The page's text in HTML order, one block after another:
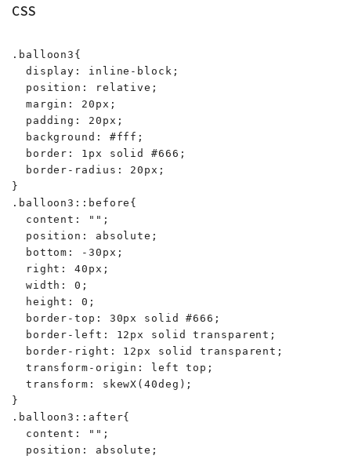
CSS
.balloon3{
  display: inline-block;
  position: relative;
  margin: 20px;
  padding: 20px;
  background: #fff;
  border: 1px solid #666;
  border-radius: 20px;
}
.balloon3::before{
  content: "";
  position: absolute;
  bottom: -30px;
  right: 40px;
  width: 0;
  height: 0;
  border-top: 30px solid #666;
  border-left: 12px solid transparent;
  border-right: 12px solid transparent;
  transform-origin: left top;
  transform: skewX(40deg);
}
.balloon3::after{
  content: "";
  position: absolute;